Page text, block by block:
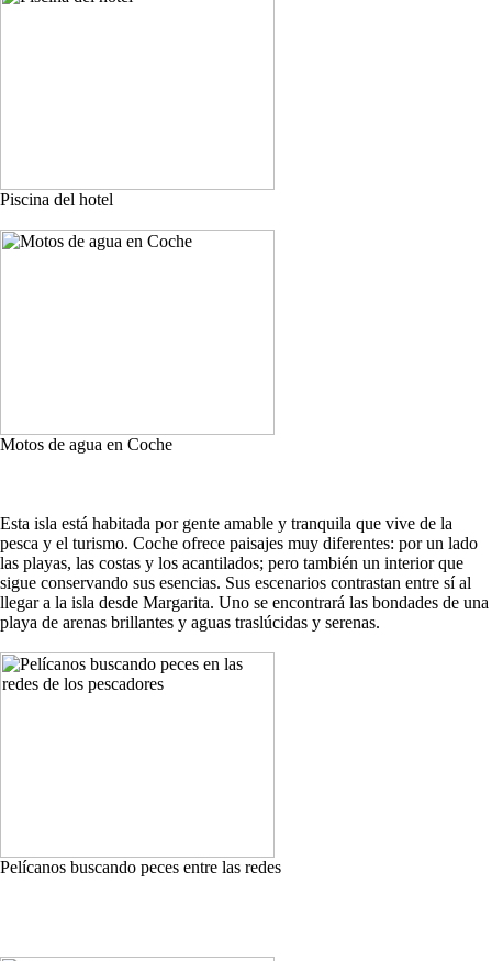
Piscina del hotel
Motos de agua en Coche
Esta isla está habitada por gente amable y tranquila que vive de la
pesca y el turismo. Coche ofrece paisajes muy diferentes: por un lado
las playas, las costas y los acantilados; pero también un interior que
sigue conservando sus esencias. Sus escenarios contrastan entre sí al
llegar a la isla desde Margarita. Uno se encontrará las bondades de una
playa de arenas brillantes y aguas traslúcidas y serenas.
Pelícanos buscando peces entre las redes